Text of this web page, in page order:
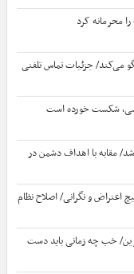
را محرمانه کرد
می‌کند/ جزئیات تماس تلفنی
شکست خورده است
مقابه با اهداف دشمن در
اعتراض و نگرانی/ اصلاح نظام
خب چه زمانی باید دست